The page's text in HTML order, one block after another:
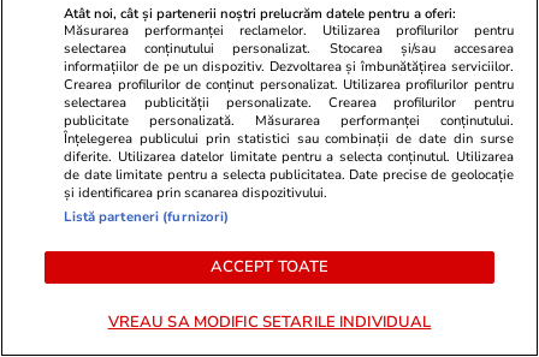
09:00
Crize de identitate și clarificări
doctrinare. Ce pare să anunțe
dezbaterea din PNL după
decesul USL
Atât noi, cât și partenerii noștri prelucrăm datele pentru a oferi:
Măsurarea performanței reclamelor. Utilizarea profilurilor pentru
selectarea conținutului personalizat. Stocarea și/sau accesarea
informațiilor de pe un dispozitiv. Dezvoltarea și îmbunătățirea serviciilor.
Crearea profilurilor de conținut personalizat. Utilizarea profilurilor pentru
selectarea publicității personalizate. Crearea profilurilor pentru
publicitate personalizată. Măsurarea performanței conținutului.
Înțelegerea publicului prin statistici sau combinații de date din surse
diferite. Utilizarea datelor limitate pentru a selecta conținutul. Utilizarea
de date limitate pentru a selecta publicitatea. Date precise de geolocație
și identificarea prin scanarea dispozitivului.
Listă parteneri (furnizori)
ACCEPT TOATE
VREAU SA MODIFIC SETARILE INDIVIDUAL